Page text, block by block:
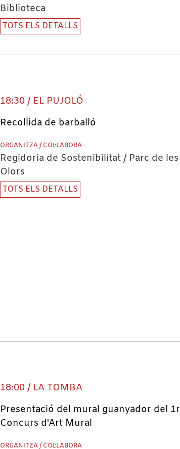
Biblioteca
TOTS ELS DETALLS
18:30 / EL PUJOLÓ
Recollida de barballó
ORGANITZA / COL·LABORA
Regidoria de Sostenibilitat / Parc de les
Olors
TOTS ELS DETALLS
18:00 / LA TOMBA
Presentació del mural guanyador del 1r
Concurs d'Art Mural
ORGANITZA / COL·LABORA